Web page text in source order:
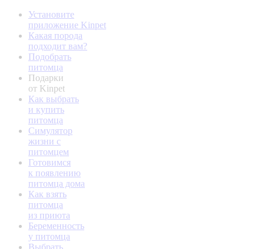
Установите
приложение Kinpet
Какая порода
подходит вам?
Подобрать
питомца
Подарки
от Kinpet
Как выбрать
и купить
питомца
Симулятор
жизни с
питомцем
Готовимся
к появлению
питомца дома
Как взять
питомца
из приюта
Беременность
у питомца
Выбрать